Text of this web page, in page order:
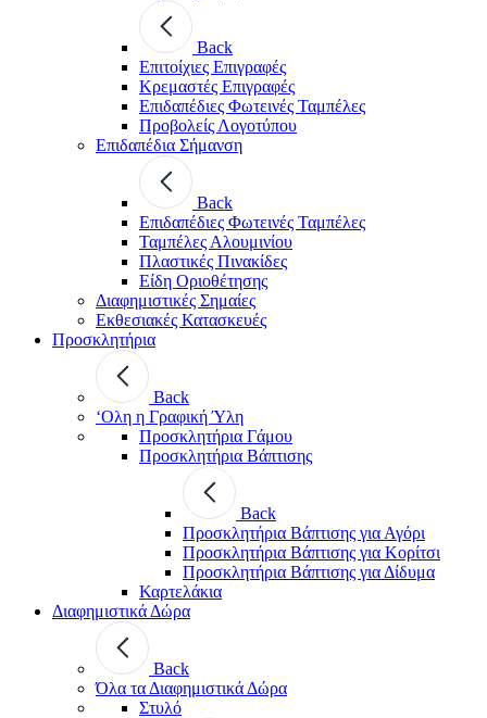
Back
Επιτοίχιες Επιγραφές
Κρεμαστές Επιγραφές
Επιδαπέδιες Φωτεινές Ταμπέλες
Προβολείς Λογοτύπου
Επιδαπέδια Σήμανση
Back
Επιδαπέδιες Φωτεινές Ταμπέλες
Ταμπέλες Αλουμινίου
Πλαστικές Πινακίδες
Είδη Οριοθέτησης
Διαφημιστικές Σημαίες
Εκθεσιακές Κατασκευές
Προσκλητήρια
Back
‘Ολη η Γραφική Ύλη
Προσκλητήρια Γάμου
Προσκλητήρια Βάπτισης
Back
Προσκλητήρια Βάπτισης για Αγόρι
Προσκλητήρια Βάπτισης για Κορίτσι
Προσκλητήρια Βάπτισης για Δίδυμα
Καρτελάκια
Διαφημιστικά Δώρα
Back
Όλα τα Διαφημιστικά Δώρα
Στυλό